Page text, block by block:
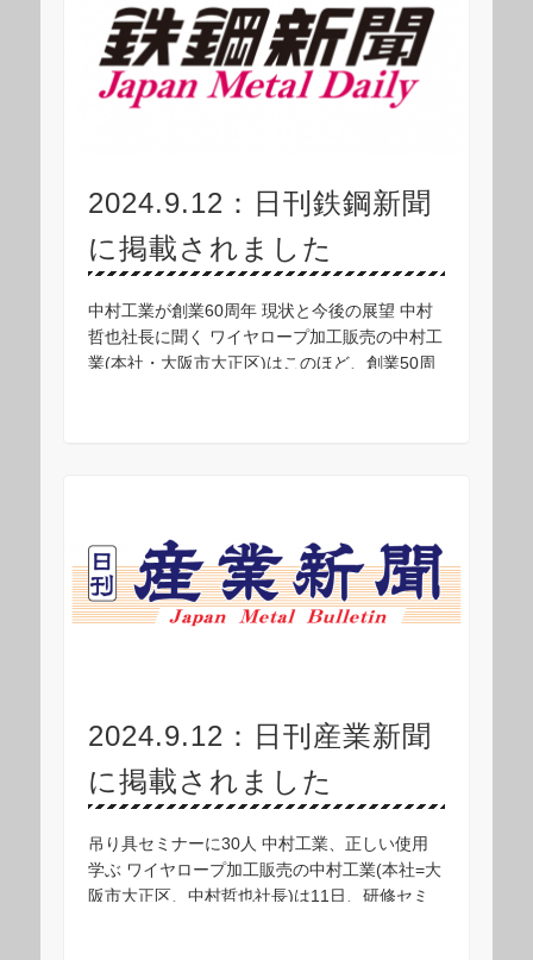
2024.9.12：日刊鉄鋼新聞
に掲載されました
中村工業が創業60周年 現状と今後の展望 中村
哲也社長に聞く ワイヤロープ加工販売の中村工
業(本社・大阪市大正区)はこのほど、創業50周
2024.9.12：日刊産業新聞
に掲載されました
吊り具セミナーに30人 中村工業、正しい使用
学ぶ ワイヤロープ加工販売の中村工業(本社=大
阪市大正区、中村哲也社長)は11日、研修セミ